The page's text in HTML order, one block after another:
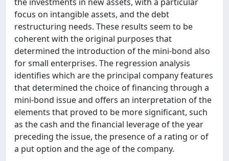
focus on intangible assets, and the debt
restructuring needs. These results seem to be
coherent with the original purposes that
determined the introduction of the mini-bond also
for small enterprises. The regression analysis
identifies which are the principal company features
that determined the choice of financing through a
mini-bond issue and offers an interpretation of the
elements that proved to be more significant, such
as the cash and the financial leverage of the year
preceding the issue, the presence of a rating or of
a put option and the age of the company.